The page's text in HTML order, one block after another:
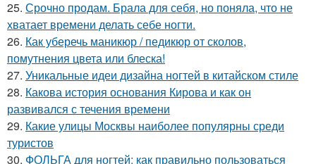
25. Срочно продам. Брала для себя, но поняла, что не
хватает времени делать себе ногти.
26. Как уберечь маникюр / педикюр от сколов,
помутнения цвета или блеска!
27. Уникальные идеи дизайна ногтей в китайском стиле
28. Какова история основания Кирова и как он
развивался с течения времени
29. Какие улицы Москвы наиболее популярны среди
туристов
30. ФОЛЬГА для ногтей: как правильно пользоваться